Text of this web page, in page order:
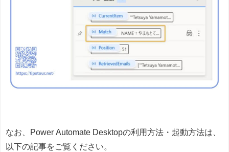
なお、Power Automate Desktopの利用方法・起動方法は、
以下の記事をご覧ください。